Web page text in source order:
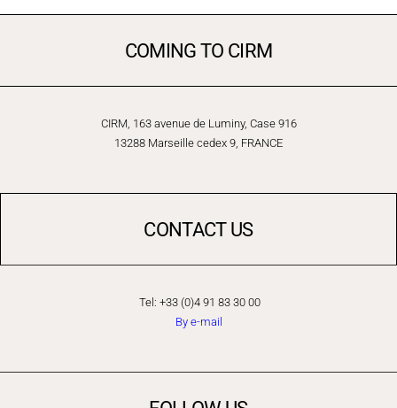
COMING TO CIRM
CIRM, 163 avenue de Luminy, Case 916
13288 Marseille cedex 9, FRANCE
CONTACT US
Tel: +33 (0)4 91 83 30 00
By e-mail